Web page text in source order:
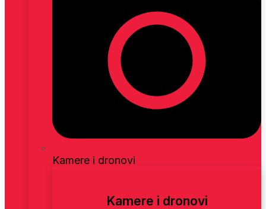
Kamere i dronovi
Kamere i dronovi